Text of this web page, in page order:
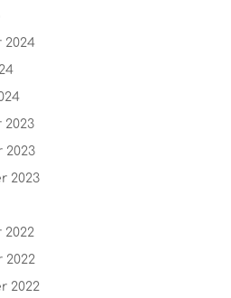
2024
2023
2023
2023
2022
2022
2022